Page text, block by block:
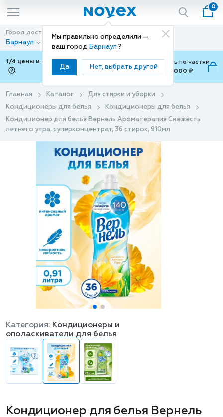
Мы правильно определили —
ваш город Барнаул ?
Да Нет, выбрать другой
0
Город доставки
Барнаул
Способ доставки
Доставка
1/4 цены и покупки ваши с Подели
Можно оплатить по частям
от 700 ₽ до 15,000 ₽
Главная Каталог
Для стирки и уборки
Кондиционеры для белья
Кондиционеры для белья
Кондиционер для белья Вернель Ароматерапия Свежесть
летнего утра, суперконцентрат, 36 стирок, 910мл
Кондиционер для белья Вернель
Категория: Кондиционеры и
ополаскиватели для белья